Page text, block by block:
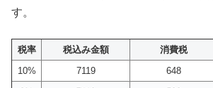
す。
税率 税込み金額 消費税
10%
7119 648